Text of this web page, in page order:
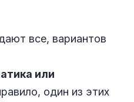
все, вариантов
или
один из этих